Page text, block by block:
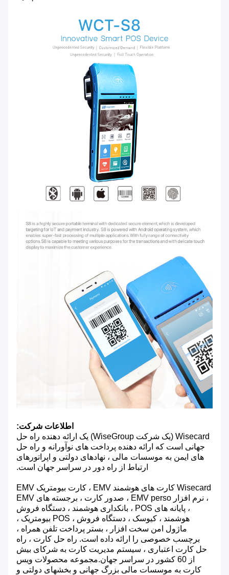
اطلاعات شرکت:
Wisecard (یک شرکت WiseGroup) یک ارائه دهنده راه حل
جهانی است که ارائه دهنده پرداخت های نوآورانه و راه حل
های ایمن به موسسات مالی ، نهادهای دولتی و اپراتورهای
ارتباط از راه دور در سراسر جهان است.
Wisecard کارت های هوشمند EMV ، کارت بیومتریک EMV
، نرم افزار EMV perso ، صدور کارت ، برجسته های EMV
، پایانه های POS ، بانکداری هوشمند ، دستگاه فروش
هوشمند ، کیوسک ، دستگاه فروش ، POS بیومتریک ،
ماژول امن سخت افزار ، بستر پرداخت تلفن همراه ،
برچسب خصوصی را ارائه داده است. راه حل کارت ، راه
حل کارت اعتباری ، سیستم مدیریت کارت به شرکای بیش
از 60 کشور در سراسر جهان.مجموعه محصولات ویس
کارت به موسسات مالی بزرگ جهانی و بخشهای دولتی و